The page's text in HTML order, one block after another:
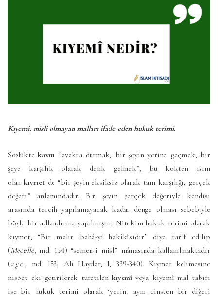
Kıyemî, mislî olmayan malları ifade eden hukuk terimi.
Sözlüktekavm “ayakta durmak; bir şeyin yerine geçmek, bir
şeye karşılık olarak denk gelmek”, bu kökten isim
olan kıymetde “bir şeyin eksiksiz olarak tam karşılığı, gerçek
değeri” anlamındadır. Bir şeyin gerçek değeriyle kendisi
arasında tercih yapılamayacak kadar denge olması sebebiyle
böyle bir adlandırma yapılmıştır. Nitekim hukuk terimi olarak
kıymet, “Bir malın bahâ-yi hakîkîsidir” diye tarif edilip
(Mecelle, md. 154) “semen-i misl” mânasında kullanılmaktadır
(a.g.e., md. 153; Ali Haydar, I, 339-340). Kıymet kelimesine
nisbet eki getirilerek türetilen kıyemîveya kıyemî mal tabiri
ise bir hukuk terimi olarak “yerini aynı cinsten bir diğeri